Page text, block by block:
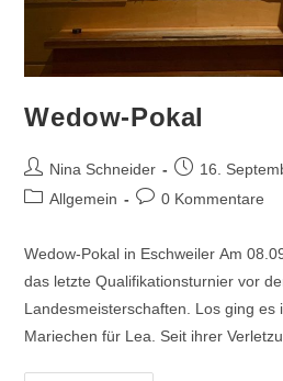
Wedow-Pokal
Beitrags-
Autor:
Nina Schneider
Beitrag
veröffentlicht:
16.
Beitrags-
Allgemein
Beitrags-
0 Kommentare
Wedow-Pokal in Eschweiler Am
das letzte Qualifikationsturnier vor
Landesmeisterschaften. Los ging es
Mariechen für Lea. Seit ihrer